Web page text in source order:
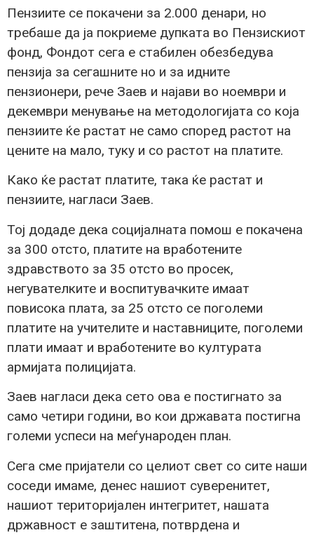
Пензиите се покачени за 2.000 денари, но
требаше да ја покриеме дупката во Пензискиот
фонд, Фондот сега е стабилен обезбедува
пензија за сегашните но и за идните
пензионери, рече Заев и најави во ноември и
декември менување на методологијата со која
пензиите ќе растат не само според растот на
цените на мало, туку и со растот на платите.
Како ќе растат платите, така ќе растат и
пензиите, нагласи Заев.
Тој додаде дека социјалната помош е покачена
за 300 отсто, платите на вработените
здравството за 35 отсто во просек,
негувателките и воспитувачките имаат
повисока плата, за 25 отсто се поголеми
платите на учителите и наставниците, поголеми
плати имаат и вработените во културата
армијата полицијата.
Заев нагласи дека сето ова е постигнато за
само четири години, во кои државата постигна
големи успеси на меѓународен план.
Сега сме пријатели со целиот свет со сите наши
соседи имаме, денес нашиот суверенитет,
нашиот територијален интегритет, нашата
државност е заштитена, потврдена и